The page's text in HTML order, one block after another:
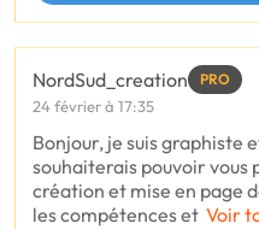
NordSud_creation PRO
24 février à 17:35
Bonjour, je suis graphiste
souhaiterais pouvoir vous
création et mise en page
les compétences et Voir